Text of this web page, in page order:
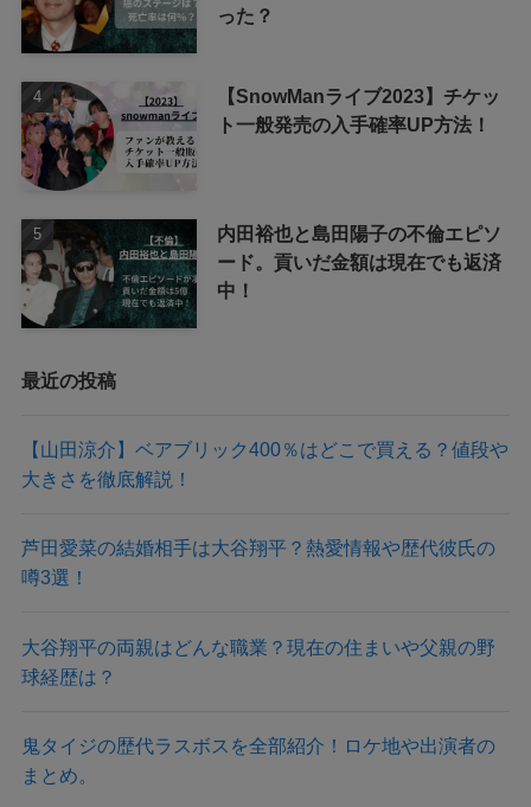
った？
【SnowManライブ2023】チケッ
ト一般発売の入手確率UP方法！
内田裕也と島田陽子の不倫エピソ
ード。貢いだ金額は現在でも返済
中！
最近の投稿
【山田涼介】ベアブリック400％はどこで買える？値段や
大きさを徹底解説！
芦田愛菜の結婚相手は大谷翔平？熱愛情報や歴代彼氏の
噂3選！
大谷翔平の両親はどんな職業？現在の住まいや父親の野
球経歴は？
鬼タイジの歴代ラスボスを全部紹介！ロケ地や出演者の
まとめ。